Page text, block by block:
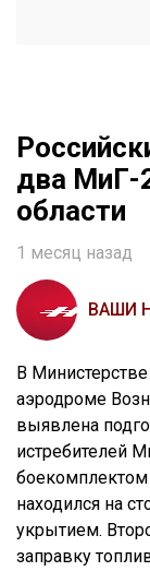
два МиГ-
области
1 месяц назад
ВАШИ
В
аэродроме
выявлена
истребителей
находился на
укрытием.
заправку